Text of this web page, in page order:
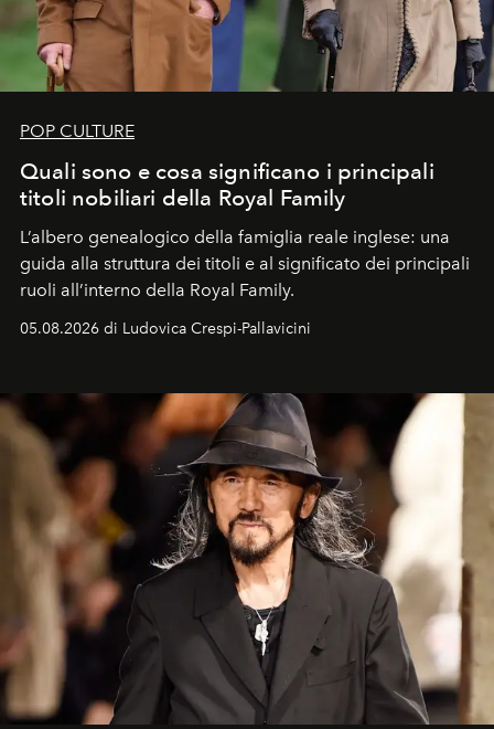
POP CULTURE
Quali sono e cosa significano i principali
titoli nobiliari della Royal Family
L’albero genealogico della famiglia reale inglese: una
guida alla struttura dei titoli e al significato dei principali
ruoli all’interno della Royal Family.
05.08.2026 di Ludovica Crespi-Pallavicini